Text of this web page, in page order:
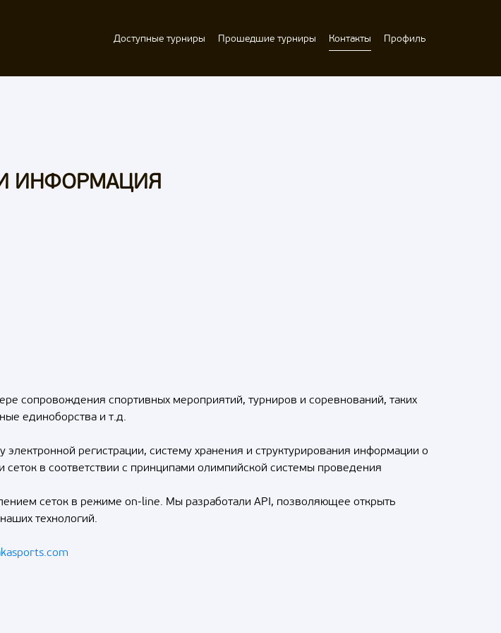
Доступные турниры Прошедшие турниры Контакты Профиль
ИНФОРМАЦИЯ
сопровождения спортивных мероприятий, турниров и соревнований, таких
единоборства и т.д.
регистрации, систему хранения и структурирования информации о
в соответствии с принципами олимпийской системы проведения
сеток в режиме on-line. Мы разработали API, позволяющее открыть
технологий.